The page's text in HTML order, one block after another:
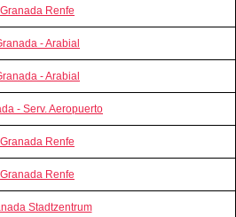
Granada Renfe
- Arabial
- Arabial
- Serv. Aeropuerto
Granada Renfe
Granada Renfe
Stadtzentrum